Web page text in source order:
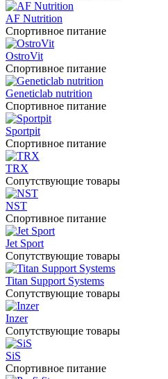
AF Nutrition
Спортивное питание
OstroVit
Спортивное питание
Geneticlab nutrition
Спортивное питание
Sportpit
Спортивное питание
TRX
Сопутствующие товары
NST
Спортивное питание
Jet Sport
Сопутствующие товары
Titan Support Systems
Сопутствующие товары
Inzer
Сопутствующие товары
SiS
Спортивное питание